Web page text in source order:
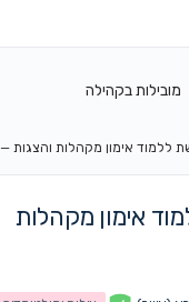
מובילות בקהילה
ללמוד אימון מקהלות והצגות —
אימון מקהלות